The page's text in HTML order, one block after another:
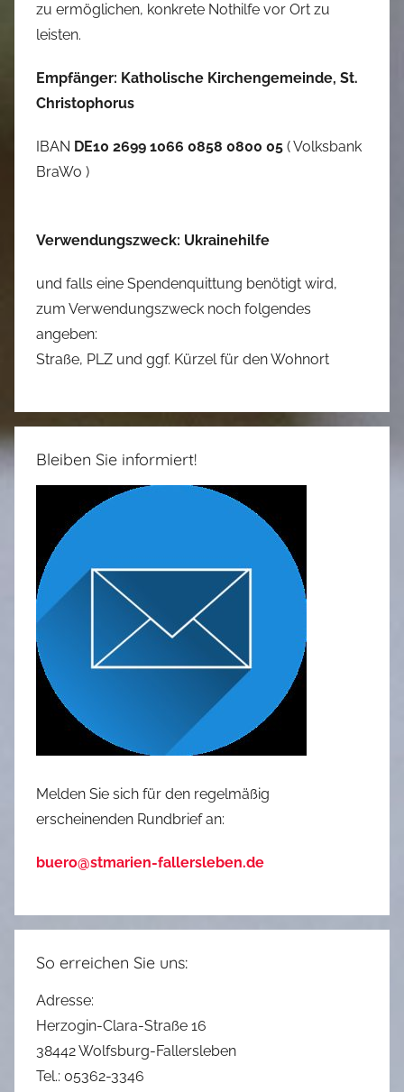
zu ermöglichen, konkrete Nothilfe vor Ort zu
leisten.
Empfänger: Katholische Kirchengemeinde, St.
Christophorus
IBAN DE10 2699 1066 0858 0800 05 ( Volksbank
BraWo )
Verwendungszweck: Ukrainehilfe
und falls eine Spendenquittung benötigt wird,
zum Verwendungszweck noch folgendes
angeben:
Straße, PLZ und ggf. Kürzel für den Wohnort
Bleiben Sie informiert!
Melden Sie sich für den regelmäßig
erscheinenden Rundbrief an:
buero@stmarien-fallersleben.de
So erreichen Sie uns:
Adresse:
Herzogin-Clara-Straße 16
38442 Wolfsburg-Fallersleben
Tel.: 05362-3346